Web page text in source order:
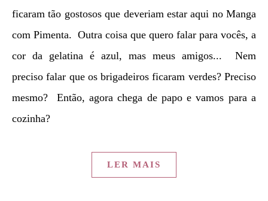
ficaram tão gostosos que deveriam estar aqui no Manga
com Pimenta. Outra coisa que quero falar para vocês, a
cor da gelatina é azul, mas meus amigos... Nem
preciso falar que os brigadeiros ficaram verdes? Preciso
mesmo? Então, agora chega de papo e vamos para a
cozinha?
LER MAIS